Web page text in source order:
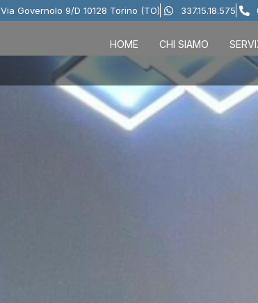
Via Governolo 9/D 10128 Torino (TO) 337.15.18.575
HOME CHI SIAMO